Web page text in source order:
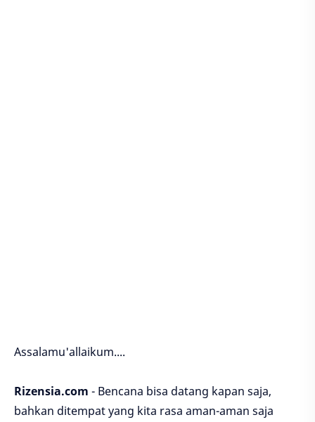
Assalamu'allaikum....
Rizensia.com - Bencana bisa datang kapan saja,
bahkan ditempat yang kita rasa aman-aman saja